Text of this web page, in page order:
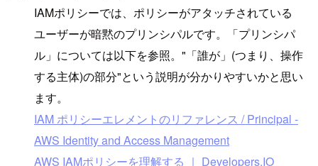
IAMポリシーでは、ポリシーがアタッチされている
ユーザーが暗黙のプリンシパルです。「プリンシパ
ル」については以下を参照。"「誰が」(つまり、操作
する主体)の部分"という説明が分かりやすいかと思い
ます。
IAM ポリシーエレメントのリファレンス / Principal -
AWS Identity and Access Management
AWS IAMポリシーを理解する ｜ Developers.IO